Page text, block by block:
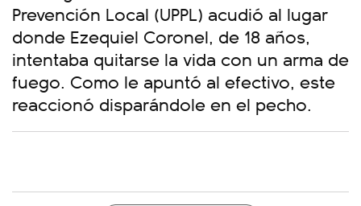
Prevención Local (UPPL) acudió al lugar
donde Ezequiel Coronel, de 18 años,
intentaba quitarse la vida con un arma de
fuego. Como le apuntó al efectivo, este
reaccionó disparándole en el pecho.